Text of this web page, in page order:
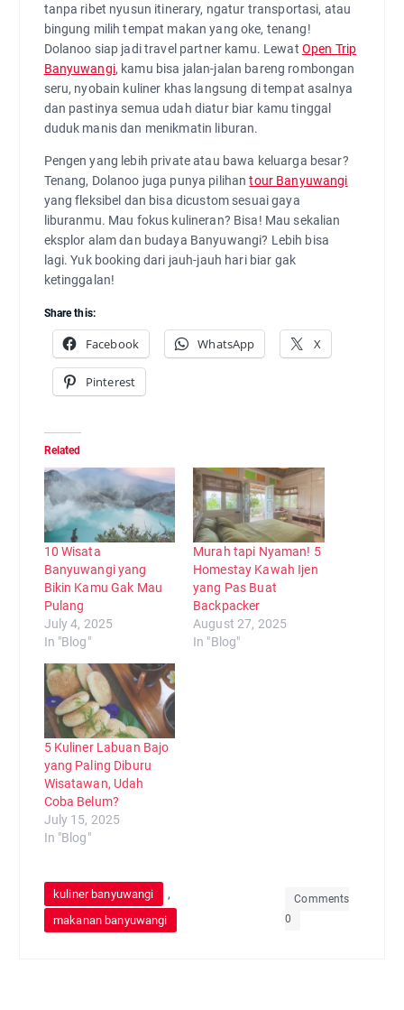
tanpa ribet nyusun itinerary, ngatur transportasi, atau
bingung milih tempat makan yang oke, tenang!
Dolanoo siap jadi travel partner kamu. Lewat Open Trip
Banyuwangi, kamu bisa jalan-jalan bareng rombongan
seru, nyobain kuliner khas langsung di tempat asalnya
dan pastinya semua udah diatur biar kamu tinggal
duduk manis dan menikmatin liburan.
Pengen yang lebih private atau bawa keluarga besar?
Tenang, Dolanoo juga punya pilihantour Banyuwangi
yang fleksibel dan bisa dicustom sesuai gaya
liburanmu. Mau fokus kulineran? Bisa! Mau sekalian
eksplor alam dan budaya Banyuwangi? Lebih bisa
lagi. Yuk booking dari jauh-jauh hari biar gak
ketinggalan!
Share this:
Facebook WhatsApp X
Pinterest
Related
10 Wisata
Banyuwangi yang
Bikin Kamu Gak Mau
Pulang
July 4, 2025
In "Blog"
Murah tapi Nyaman! 5
Homestay Kawah Ijen
yang Pas Buat
Backpacker
August 27, 2025
In "Blog"
5 Kuliner Labuan Bajo
yang Paling Diburu
Wisatawan, Udah
Coba Belum?
July 15, 2025
In "Blog"
kuliner banyuwangi ,
makanan banyuwangi
Comments
0